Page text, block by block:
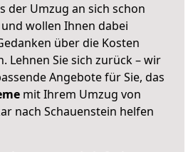
der Umzug an sich schon
wollen Ihnen dabei
über die Kosten
Lehnen Sie sich zurück – wir
Angebote für Sie, das
mit Ihrem Umzug von
nach Schauenstein helfen